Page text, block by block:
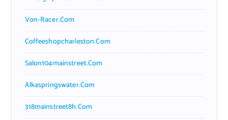
Von-Racer.com
Coffeeshopcharleston.com
Salon104mainstreet.com
Alkaspringswater.com
318mainstreet8h.com